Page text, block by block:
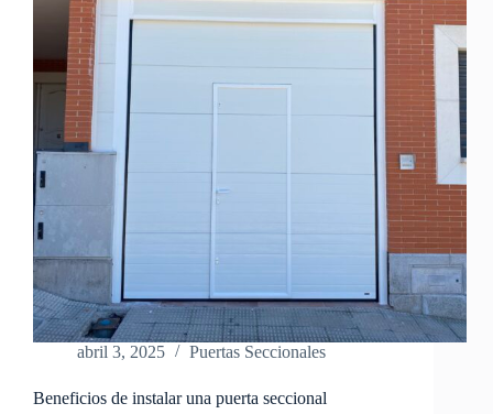
abril 3, 2025 Puertas Seccionales
Beneficios de instalar una puerta seccional